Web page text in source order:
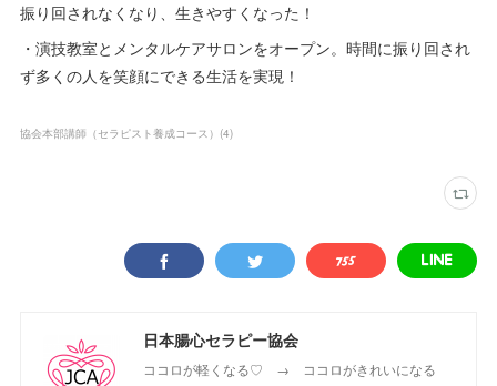
振り回されなくなり、生きやすくなった！
・演技教室とメンタルケアサロンをオープン。時間に振り回され
ず多くの人を笑顔にできる生活を実現！
協会本部講師（セラピスト養成コース） (4)
日本腸心セラピー協会
ココロが軽くなる♡ → ココロがきれいになる